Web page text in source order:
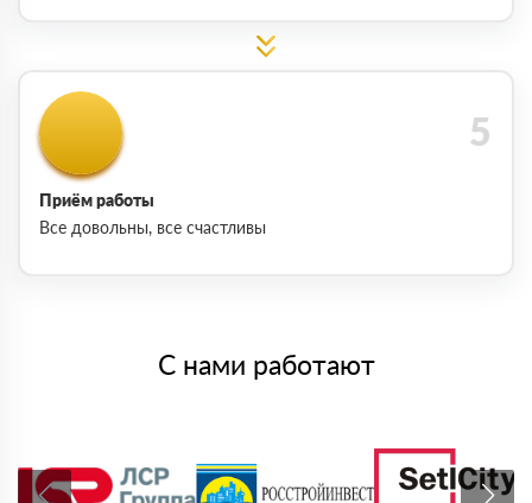
Приём работы
Все довольны, все счастливы
С нами работают